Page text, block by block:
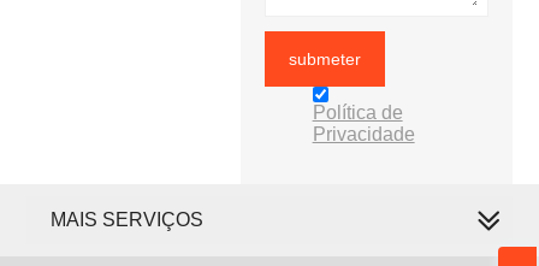
submeter
Política de
Privacidade
MAIS SERVIÇOS